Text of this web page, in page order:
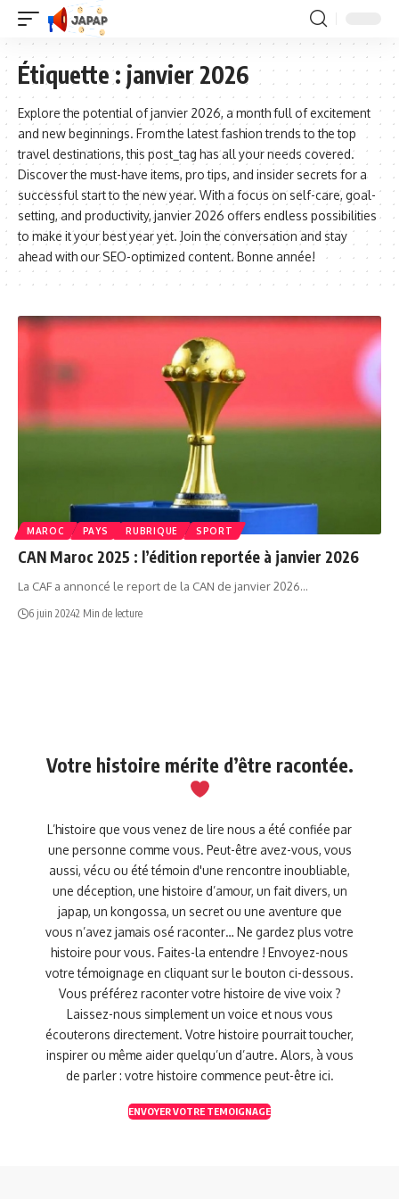
Étiquette :janvier 2026
Explore the potential of janvier 2026, a month full of excitement
and new beginnings. From the latest fashion trends to the top
travel destinations, this post_tag has all your needs covered.
Discover the must-have items, pro tips, and insider secrets for a
successful start to the new year. With a focus on self-care, goal-
setting, and productivity, janvier 2026 offers endless possibilities
to make it your best year yet. Join the conversation and stay
ahead with our SEO-optimized content. Bonne année!
MAROC PAYS RUBRIQUE SPORT
CAN Maroc 2025 : l’édition reportée à janvier 2026
La CAF a annoncé le report de la CAN de janvier 2026…
6 juin 20242 Min de lecture
Votre histoire mérite d’être racontée.
L’histoire que vous venez de lire nous a été confiée par
une personne comme vous. Peut-être avez-vous, vous
aussi, vécu ou été témoin d'une rencontre inoubliable,
une déception, une histoire d’amour, un fait divers, un
japap, un kongossa, un secret ou une aventure que
vous n’avez jamais osé raconter… Ne gardez plus votre
histoire pour vous. Faites-la entendre ! Envoyez-nous
votre témoignage en cliquant sur le bouton ci-dessous.
Vous préférez raconter votre histoire de vive voix ?
Laissez-nous simplement un voice et nous vous
écouterons directement. Votre histoire pourrait toucher,
inspirer ou même aider quelqu’un d’autre. Alors, à vous
de parler : votre histoire commence peut-être ici.
ENVOYER VOTRE TEMOIGNAGE